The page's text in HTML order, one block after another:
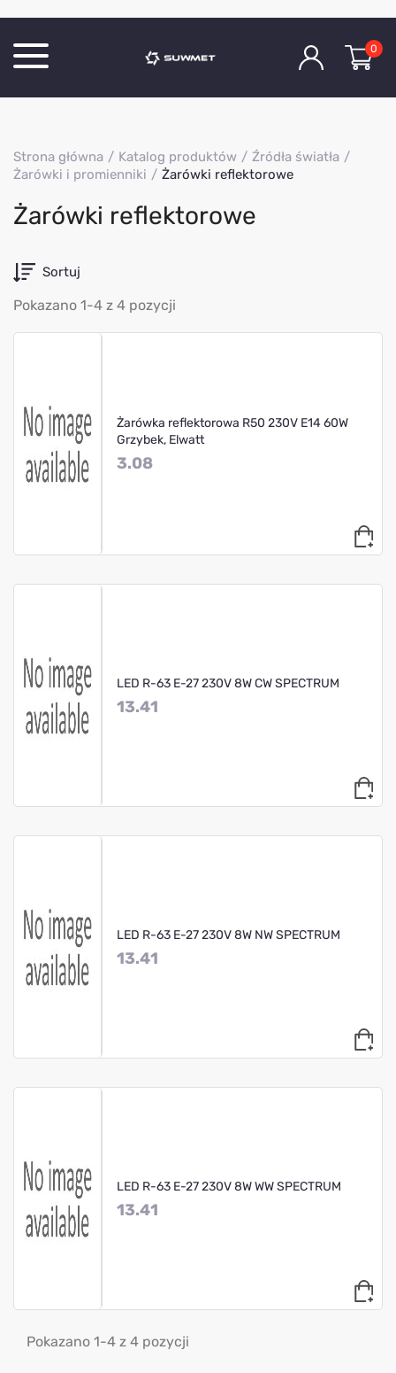
O Firmie
Kontakt
0
Strona główna Katalog produktów
Źródła światła
Żarówki i promienniki
Żarówki reflektorowe
Żarówki reflektorowe
Sortuj
Pokazano 1-4 z 4 pozycji
Żarówka reflektorowa R50 230V E14 60W
Grzybek, Elwatt
3.08
LED R-63 E-27 230V 8W CW SPECTRUM
13.41
LED R-63 E-27 230V 8W NW SPECTRUM
13.41
LED R-63 E-27 230V 8W WW SPECTRUM
13.41
Pokazano 1-4 z 4 pozycji